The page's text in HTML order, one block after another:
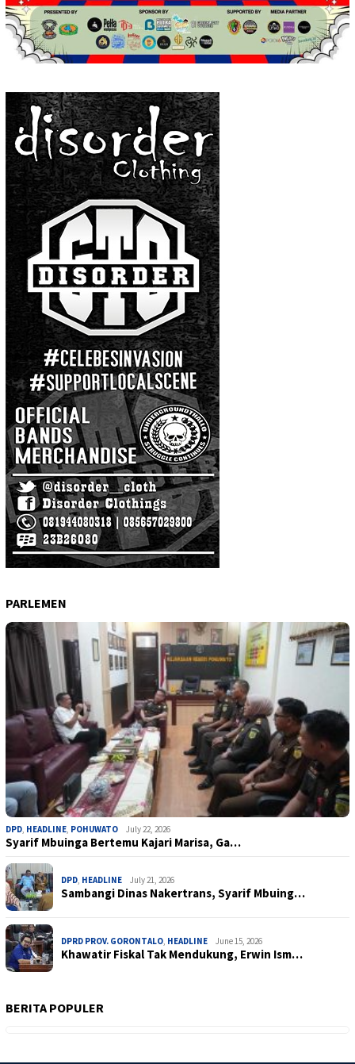
PARLEMEN
DPD, HEADLINE, POHUWATO July 22, 2026
Syarif Mbuinga Bertemu Kajari Marisa, Ga…
DPD, HEADLINE July 21, 2026
Sambangi Dinas Nakertrans, Syarif Mbuing…
DPRD PROV. GORONTALO, HEADLINE June 15, 2026
Khawatir Fiskal Tak Mendukung, Erwin Ism…
BERITA POPULER